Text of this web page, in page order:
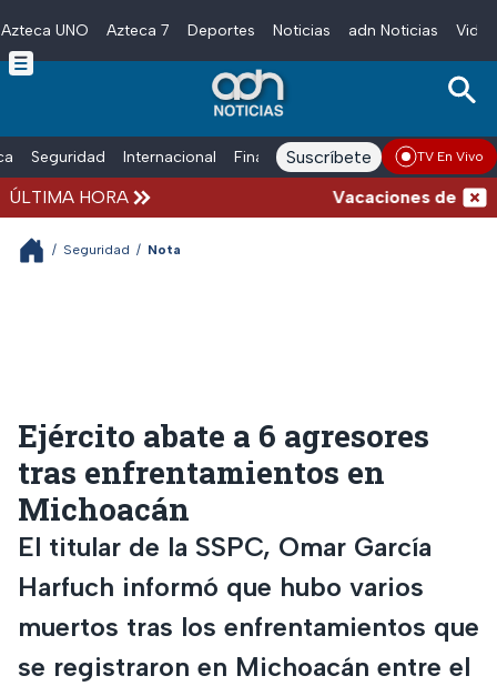
Skip to main content
Azteca UNO Azteca 7 Deportes Noticias adn Noticias
Seguridad Internacional Finanzas adn Noticias Radio
Suscríbete TV En Vivo
ÚLTIMA HORA Vacaciones de
/ Seguridad / Nota
Ejército abate a 6 agresores
tras enfrentamientos en
Michoacán
El titular de la SSPC, Omar García
Harfuch informó que hubo varios
muertos tras los enfrentamientos que
se registraron en Michoacán entre el